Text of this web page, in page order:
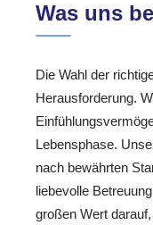
Was uns
Die Wahl der
Herausforderung.
Lebensphase.
nach bewährten
liebevolle
großen Wert